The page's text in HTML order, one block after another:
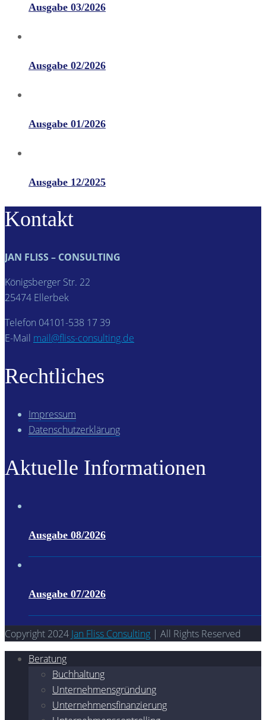
Ausgabe 03/2026
Ausgabe 02/2026
Ausgabe 01/2026
Ausgabe 12/2025
Kontakt
JAN FLISS – CONSULTING
Königsberger Str. 22
25474 Ellerbek
Telefon 04101-538 17 39
E-Mail mail@fliss-consulting.de
Rechtliches
Impressum
Datenschutzerklärung
Aktuelle Informationen
Ausgabe 08/2026
Ausgabe 07/2026
Copyright 2024 Jan Fliss Consulting | All Rights Reserved
Beratung
Buchhaltung
Unternehmensgründung
Unternehmensfinanzierung